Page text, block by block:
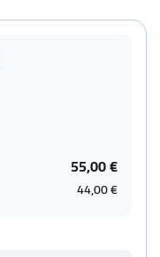
55,00 €
44,00 €